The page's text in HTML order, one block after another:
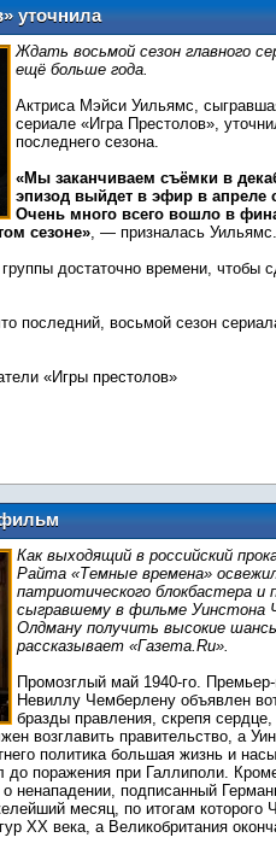
уточнила
Ждать восьмой сезон главного
ещё больше года.
Актриса Мэйси Уильямс,
сериале «Игра Престолов»,
последнего сезона.
«Мы заканчиваем съёмки в
эпизод выйдет в эфир в апреле
Очень много всего вошло в
сезоне», — призналась Уильямс.
достаточно времени, чтобы
последний, восьмой сезон
«Игры престолов»
фильм
Как выходящий в российский
Райта «Темные времена»
патриотического блокбастера и
сыгравшему в фильме Уинстона
Олдману получить высокие
рассказывает «Газета.Ru».
Промозглый май 1940-го.
Невиллу Чемберлену объявлен
бразды правления, скрепя
возглавить правительство, а
политика большая жизнь и
до поражения при Галлиполи.
ненападении, подписанный
месяц, по итогам которого
ХХ века, а Великобритания